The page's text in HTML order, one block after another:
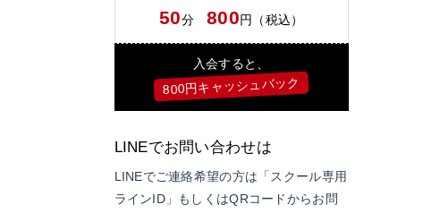
50分800円（税込）
入会すると、
800円キャッシュバック
LINEでお問い合わせは
LINEでご連絡希望の方は「スクール専用
ラインID」もしくはQRコードからお問